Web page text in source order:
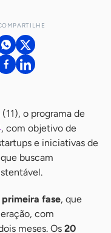
o programa de
, com objetivo de
e iniciativas de
buscam
fase, que
com
meses. Os 20